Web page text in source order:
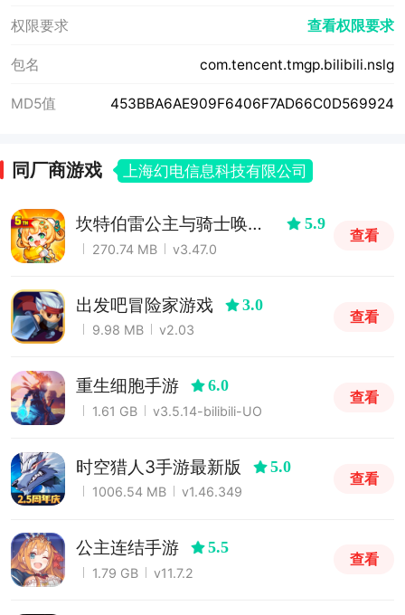
权限要求 查看权限要求
包名 com.tencent.tmgp.bilibili.nslg
MD5值 453BBA6AE909F6406F7AD66C0D569924
同厂商游戏 上海幻电信息科技有限公司
坎特伯雷公主与骑士唤醒
冠军之剑的奇幻冒险手游
5.9
270.74 MB v3.47.0
查看
出发吧冒险家游戏 3.0
9.98 MB v2.03
查看
重生细胞手游 6.0
1.61 GB v3.5.14-bilibili-UO
查看
时空猎人3手游最新版 5.0
1006.54 MB v1.46.349
查看
公主连结手游 5.5
1.79 GB v11.7.2
查看